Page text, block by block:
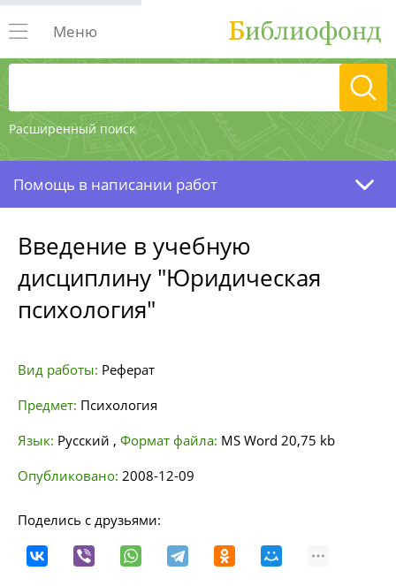
Расширенный поиск
Меню
Помощь в написании работ
Введение в учебную
дисциплину "Юридическая
психология"
Вид работы: Реферат
Предмет: Психология
Язык: Русский , Формат файла: MS Word 20,75 kb
Опубликовано: 2008-12-09
Поделись с друзьями: